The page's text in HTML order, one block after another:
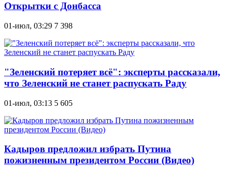
Открытки с Донбасса
01-июл, 03:29 7 398
"Зеленский потеряет всё": эксперты рассказали,
что Зеленский не станет распускать Раду
01-июл, 03:13 5 605
Кадыров предложил избрать Путина
пожизненным президентом России (Видео)